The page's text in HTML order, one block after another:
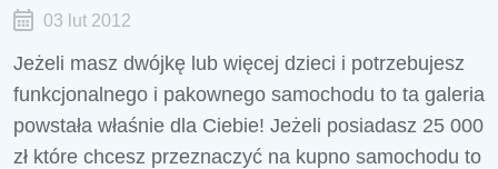
03 lut 2012
Jeżeli masz dwójkę lub więcej dzieci i potrzebujesz
funkcjonalnego i pakownego samochodu to ta galeria
powstała właśnie dla Ciebie! Jeżeli posiadasz 25 000
zł które chcesz przeznaczyć na kupno samochodu to